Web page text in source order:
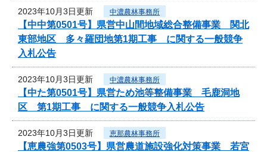
2023年10月3日更新 中濃農林事務所
【中中第0501号】県営中山間地域総合整備事業 関北
東部地区 多々羅団地第1期工事 に関する一般競争
入札公告
2023年10月3日更新 中濃農林事務所
【中た第0501号】県営ため池等整備事業 毛鹿洞地
区 第1期工事 に関する一般競争入札公告
2023年10月3日更新 恵那農林事務所
【恵農強第0503号】県営農道施設強化対策事業 若宮